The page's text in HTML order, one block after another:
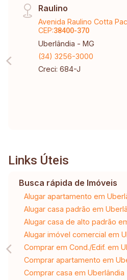
Raulino
Avenida Raulino Cotta
CEP:38400-370
Uberlândia - MG
(34) 3256-3000
Creci: 684-J
Links Úteis
Busca rápida de Imóveis
Alugar apartamento em
Alugar casa padrão em
Alugar casa de alto padrão
Alugar imóvel comercial em
Comprar em Cond./Edif. em
Comprar apartamento em
Comprar casa em Uberlândia